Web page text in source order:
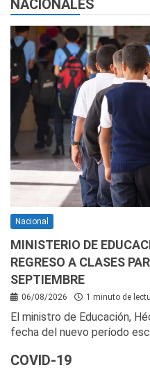
NACIONALES
Nacional
MINISTERIO DE
REGRESO A CLASES
SEPTIEMBRE
06/08/2026 1 minuto de
El ministro de Educación,
fecha del nuevo período
COVID-19